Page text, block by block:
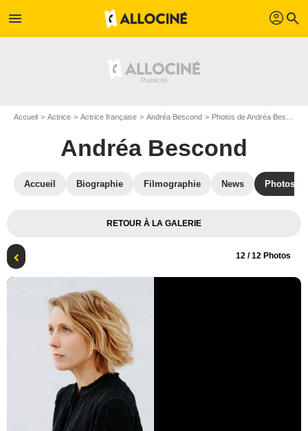
menu profil search
Accueil Actrice Actrice française Andréa Bescond Photos de Andréa Bescond
Andréa Bescond
Accueil Biographie Filmographie News Photos
RETOUR À LA GALERIE
12 / 12 Photos